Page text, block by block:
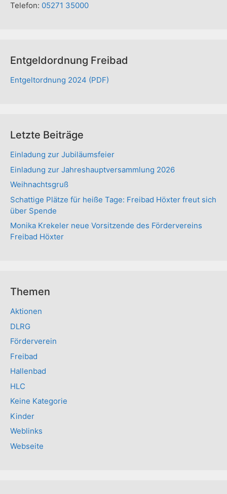
Telefon: 05271 35000
Entgeldordnung Freibad
Entgeltordnung 2024 (PDF)
Letzte Beiträge
Einladung zur Jubiläumsfeier
Einladung zur Jahreshauptversammlung 2026
Weihnachtsgruß
Schattige Plätze für heiße Tage: Freibad Höxter freut sich
über Spende
Monika Krekeler neue Vorsitzende des Fördervereins
Freibad Höxter
Themen
Aktionen
DLRG
Förderverein
Freibad
Hallenbad
HLC
Keine Kategorie
Kinder
Weblinks
Webseite